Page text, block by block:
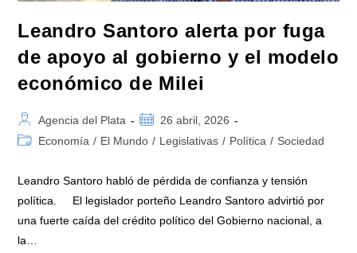
Leandro Santoro alerta por fuga
de apoyo al gobierno y el modelo
económico de Milei
Autor
de
Agencia del Plata
Publicación
de
26 abril, 2026
Categoría
Economía / El Mundo / Legislativas / Política / Sociedad
Leandro Santoro habló de pérdida de confianza y tensión
política. El legislador porteño Leandro Santoro advirtió por
una fuerte caída del crédito político del Gobierno nacional, a
la…